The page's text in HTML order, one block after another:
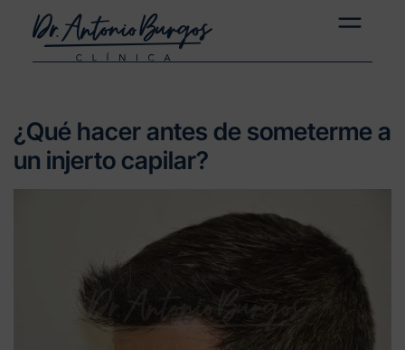
¿Qué hacer antes de someterme a
un injerto capilar?